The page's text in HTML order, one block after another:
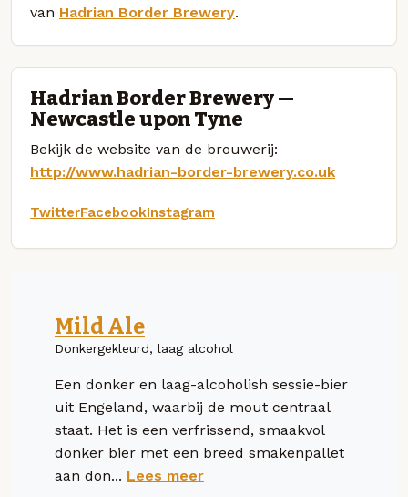
van Hadrian Border Brewery.
Hadrian Border Brewery —
Newcastle upon Tyne
Bekijk de website van de brouwerij:
http://www.hadrian-border-brewery.co.uk
TwitterFacebookInstagram
Mild Ale
Donkergekleurd, laag alcohol
Een donker en laag-alcoholish sessie-bier
uit Engeland, waarbij de mout centraal
staat. Het is een verfrissend, smaakvol
donker bier met een breed smakenpallet
aan don... Lees meer